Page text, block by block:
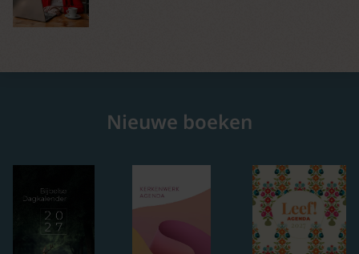
Nieuwe boeken